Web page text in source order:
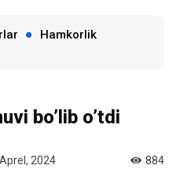
Hamkorlik
bo’lib o’tdi
2024 884